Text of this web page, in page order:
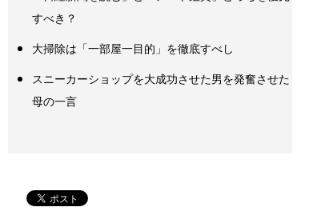
すべき？
大掃除は「一部屋一目的」を徹底すべし
スニーカーショップを大成功させた男を発奮させた
母の一言